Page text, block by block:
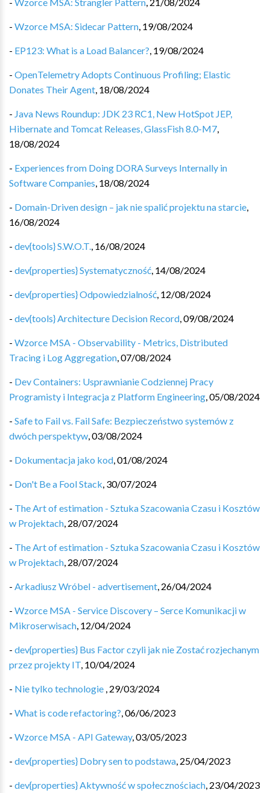
- Wzorce MSA: Sidecar Pattern, 19/08/2024
- EP123: What is a Load Balancer?, 19/08/2024
- OpenTelemetry Adopts Continuous Profiling; Elastic
Donates Their Agent, 18/08/2024
- Java News Roundup: JDK 23 RC1, New HotSpot JEP,
Hibernate and Tomcat Releases, GlassFish 8.0-M7,
18/08/2024
- Experiences from Doing DORA Surveys Internally in
Software Companies, 18/08/2024
- Domain-Driven design – jak nie spalić projektu na starcie,
16/08/2024
- dev{tools} S.W.O.T., 16/08/2024
- dev{properties} Systematyczność, 14/08/2024
- dev{properties} Odpowiedzialność, 12/08/2024
- dev{tools} Architecture Decision Record,09/08/2024
- Wzorce MSA - Observability - Metrics, Distributed
Tracing i Log Aggregation,07/08/2024
- Dev Containers: Usprawnianie Codziennej Pracy
Programisty i Integracja z Platform Engineering,05/08/2024
- Safe to Fail vs. Fail Safe: Bezpieczeństwo systemów z
dwóch perspektyw,03/08/2024
- Dokumentacja jako kod,01/08/2024
- Don't Be a Fool Stack, 30/07/2024
- The Art of estimation - Sztuka Szacowania Czasu i Kosztów
w Projektach, 28/07/2024
- The Art of estimation - Sztuka Szacowania Czasu i Kosztów
w Projektach, 28/07/2024
- Arkadiusz Wróbel - advertisement, 26/04/2024
- Wzorce MSA - Service Discovery – Serce Komunikacji w
Mikroserwisach, 12/04/2024
- dev{properties} Bus Factor czyli jak nie Zostać rozjechanym
przez projekty IT, 10/04/2024
- Nie tylko technologie , 29/03/2024
- What is code refactoring?,06/06/2023
- Wzorce MSA - API Gateway,03/05/2023
- dev{properties} Dobry sen to podstawa, 25/04/2023
- dev{properties} Aktywność w społecznościach, 23/04/2023